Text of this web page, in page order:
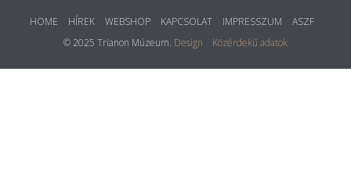
HOME HÍREK WEBSHOP KAPCSOLAT IMPRESSZUM
ASZF
© 2025 Trianon Múzeum. Design Közérdekű adatok